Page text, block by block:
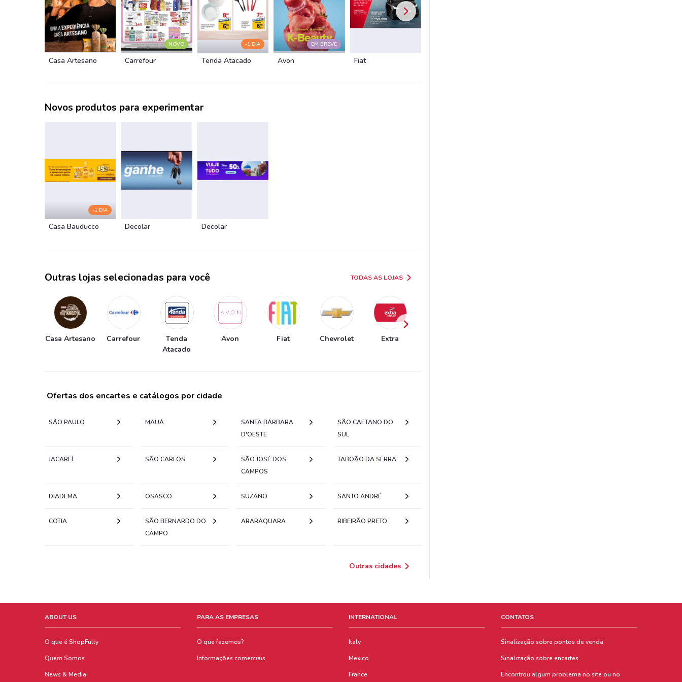
Casa Artesano
NOVO
Carrefour
-1 DIA
Tenda Atacado
EM BREVE
Avon Fiat
Novos produtos para experimentar
-1 DIA
Casa Bauducco Decolar Decolar
Outras lojas selecionadas para você TODAS AS LOJAS
Casa Artesano Carrefour
Tenda
Atacado
Avon Fiat Chevrolet Extra
Ofertas dos encartes e catálogos por cidade
SÃO PAULO MAUÁ
SANTA BÁRBARA
D'OESTE
SÃO CAETANO DO
SUL
JACAREÍ SÃO CARLOS
SÃO JOSÉ DOS
CAMPOS
TABOÃO DA SERRA
DIADEMA OSASCO SUZANO SANTO ANDRÉ
COTIA
SÃO BERNARDO DO
CAMPO
ARARAQUARA RIBEIRÃO PRETO
Outras cidades
ABOUT US
O que é ShopFully
Quem Somos
News & Media
PARA AS EMPRESAS
O que fazemos?
Informações comerciais
INTERNATIONAL
Italy
Mexico
France
CONTATOS
Sinalização sobre pontos de venda
Sinalização sobre encartes
Encontrou algum problema no site ou no